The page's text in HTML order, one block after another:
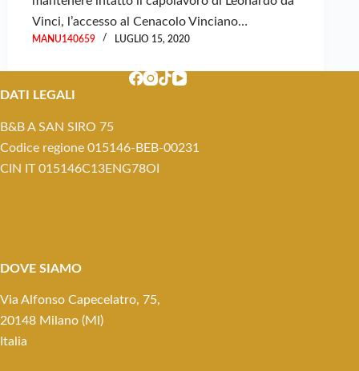
Vinci, l’accesso al Cenacolo Vinciano…
MANU140659 LUGLIO 15, 2020
DATI LEGALI
B&B A SAN SIRO 75
Codice regione 015146-BEB-00231
CIN IT 015146C13ENG78OI
DOVE SIAMO
Via Alfonso Capecelatro, 75,
20148 Milano (MI)
Italia